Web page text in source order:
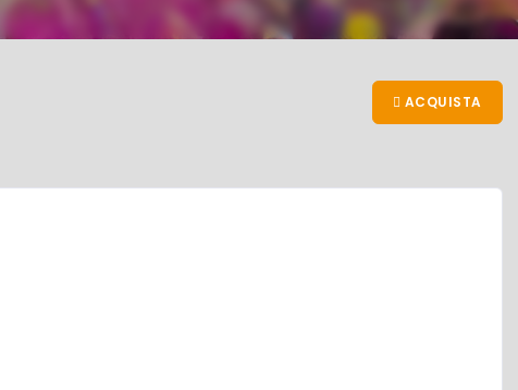
ACQUISTA